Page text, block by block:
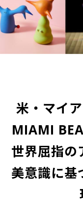
米・マイ
MIAMI
世界屈指の
美意識に基